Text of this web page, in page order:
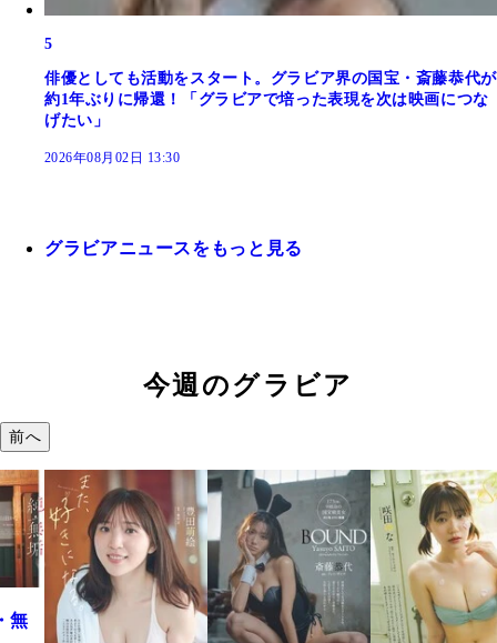
5
俳優としても活動をスタート。グラビア界の国宝・斎藤恭代が
約1年ぶりに帰還！「グラビアで培った表現を次は映画につな
げたい」
2026年08月02日 13:30
グラビアニュースをもっと見る
今週のグラビア
前へ